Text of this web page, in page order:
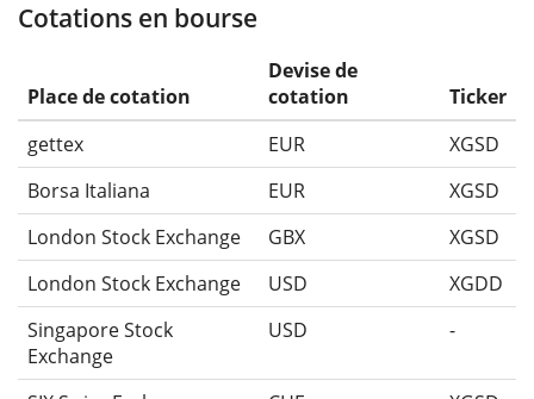
Cotations en bourse
Place de cotation
Devise de
cotation
Ticker
gettex
EUR
XGSD
Borsa Italiana
EUR
XGSD
London Stock Exchange
GBX
XGSD
London Stock Exchange
USD
XGDD
Singapore Stock
Exchange
USD -